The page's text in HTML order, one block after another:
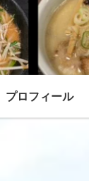
プロフィール